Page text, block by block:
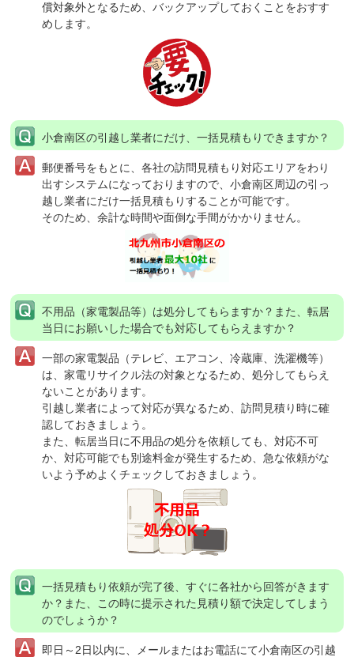
償対象外となるため、バックアップしておくことをおすす
めします。
小倉南区の引越し業者にだけ、一括見積もりできますか？
郵便番号をもとに、各社の訪問見積もり対応エリアをわり
出すシステムになっておりますので、小倉南区周辺の引っ
越し業者にだけ一括見積もりすることが可能です。
そのため、余計な時間や面倒な手間がかかりません。
不用品（家電製品等）は処分してもらますか？ また、転居
当日にお願いした場合でも対応してもらえますか？
一部の家電製品（テレビ、エアコン、冷蔵庫、洗濯機等）
は、家電リサイクル法の対象となるため、処分してもらえ
ないことがあります。
引越し業者によって対応が異なるため、訪問見積り時に確
認しておきましょう。
また、転居当日に不用品の処分を依頼しても、対応不可
か、対応可能でも別途料金が発生するため、急な依頼がな
いよう予めよくチェックしておきましょう。
一括見積もり依頼が完了後、すぐに各社から回答がきます
か？ また、この時に提示された見積り額で決定してしまう
のでしょうか？
即日～2日以内に、メールまたはお電話にて小倉南区の引越